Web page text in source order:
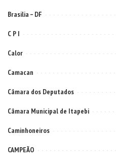
Brasilia – DF
C P I
Calor
Camacan
Câmara dos Deputados
Câmara Municipal de Itapebi
Caminhoneiros
CAMPEÃO